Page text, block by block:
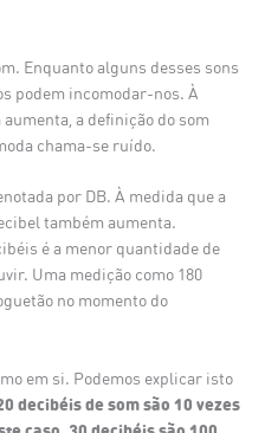
Enquanto alguns desses sons
podem incomodar-nos. À
a definição do som
chama-se ruído.
por DB. À medida que a
também aumenta.
é a menor quantidade de
Uma medição como 180
no momento do
em si. Podemos explicar isto
decibéis de som são 10 vezes